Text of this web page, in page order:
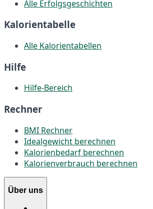
Alle Erfolgsgeschichten
Kalorientabelle
Alle Kalorientabellen
Hilfe
Hilfe-Bereich
Rechner
BMI Rechner
Idealgewicht berechnen
Kalorienbedarf berechnen
Kalorienverbrauch berechnen
Über uns